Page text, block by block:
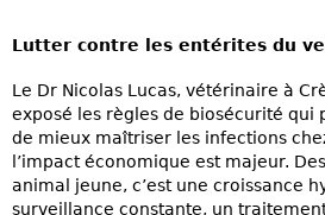
Lutter contre les entérites du
Le Dr Nicolas Lucas, vétérinaire à
exposé les règles de biosécurité
de mieux maîtriser les infections
l’impact économique est majeur.
animal jeune, c’est une croissance
surveillance constante, un